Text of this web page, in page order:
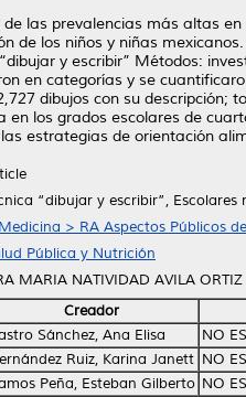
las prevalencias más altas
de los niños y niñas
y escribir” Métodos:
en categorías y se
dibujos con su
los grados escolares de
estrategias de orientación
“dibujar y escribir”,
> RA Aspectos Públicos
Pública y Nutrición
MARIA NATIVIDAD AVILA ORTIZ
Creador
Sánchez, Ana Elisa
NO
Ruiz, Karina Janett NO
Peña, Esteban Gilberto NO